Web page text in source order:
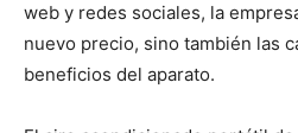
web y redes sociales, la
nuevo precio, sino también las
beneficios del aparato.